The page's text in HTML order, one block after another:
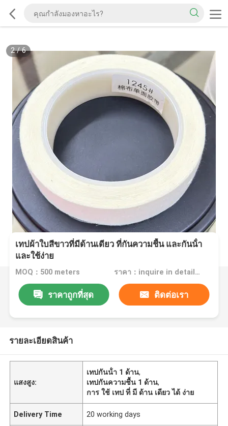
2/6
เทปผ้าใบสีขาวที่มีด้านเดียว ที่กันความชื้น และกันน้ํา
และใช้ง่าย
MOQ：500 meters ราคา：inquire in detailPlease contact us for quotation
ราคาถูกที่สุด ติดต่อเรา
รายละเอียดสินค้า
แสงสูง:
เทปกันน้ํา 1 ด้าน,
เทปกันความชื้น 1 ด้าน,
การ ใช้ เทป ที่ มี ด้าน เดียว ได้ ง่าย
Delivery Time 20 working days